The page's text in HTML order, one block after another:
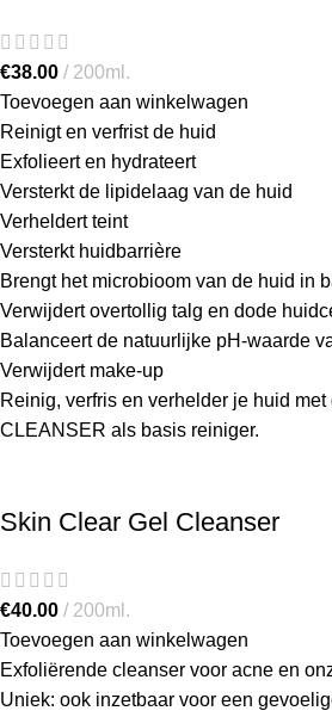
€38.00
200ml.
Toevoegen aan winkelwagen
Reinigt en verfrist de huid
Exfolieert en hydrateert
Versterkt de lipidelaag van de huid
Verheldert teint
Versterkt huidbarrière
Brengt het microbioom van de huid in
Verwijdert overtollig talg en dode
Balanceert de natuurlijke pH-waarde
Verwijdert make-up
Reinig, verfris en verhelder je huid
CLEANSER als basis reiniger.
Skin Clear Gel Cleanser
€40.00
200ml.
Toevoegen aan winkelwagen
Exfoliërende cleanser voor acne en
Uniek: ook inzetbaar voor een